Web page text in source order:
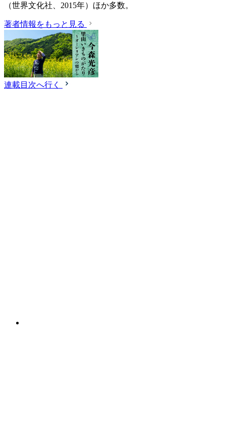
（世界文化社、2015年）ほか多数。
著者情報をもっと見る
連載目次へ行く